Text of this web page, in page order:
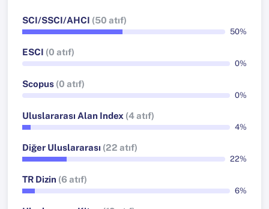
SCI/SSCI/AHCI (50 atıf)
50%
ESCI (0 atıf)
0%
Scopus (0 atıf)
0%
Uluslararası Alan Index (4 atıf)
4%
Diğer Uluslararası (22 atıf)
22%
TR Dizin (6 atıf)
6%